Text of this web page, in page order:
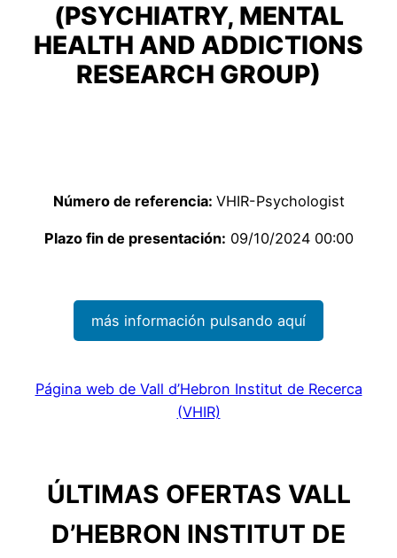
(PSYCHIATRY, MENTAL
HEALTH AND ADDICTIONS
RESEARCH GROUP)
Número de referencia: VHIR-Psychologist
Plazo fin de presentación: 09/10/2024 00:00
más información pulsando aquí
Página web de Vall d’Hebron Institut de Recerca
(VHIR)
ÚLTIMAS OFERTAS VALL
D’HEBRON INSTITUT DE